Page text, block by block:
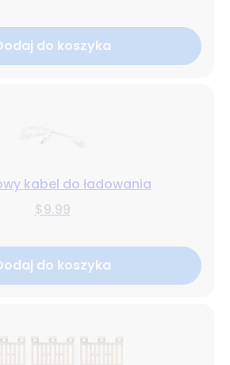
do koszyka
kabel do ładowania
$9.99
do koszyka